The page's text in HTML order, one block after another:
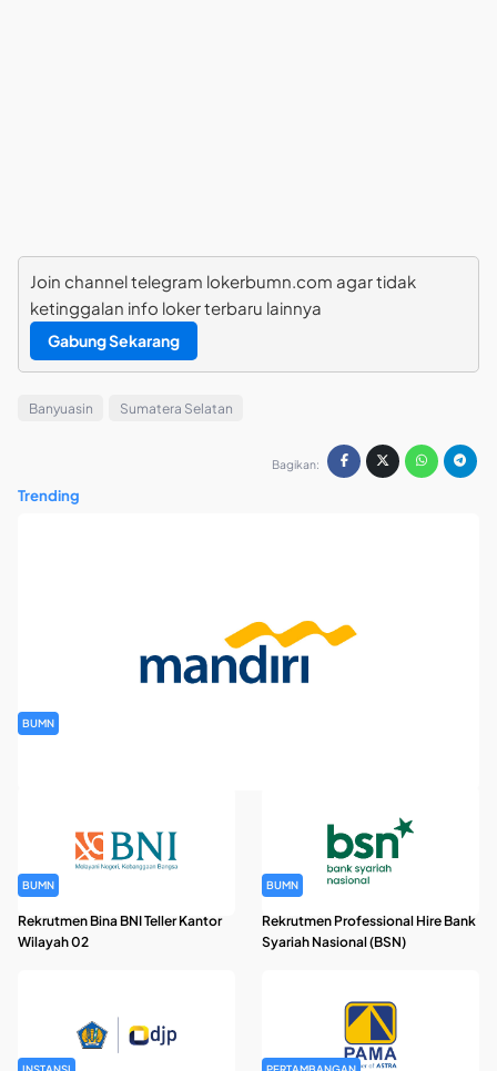
Join channel telegram lokerbumn.com agar tidak
ketinggalan info loker terbaru lainnya
Gabung Sekarang
Banyuasin Sumatera Selatan
Bagikan:
Trending
BUMN
BUMN
Rekrutmen Bina BNI Teller Kantor
Wilayah 02
BUMN
Rekrutmen Professional Hire Bank
Syariah Nasional (BSN)